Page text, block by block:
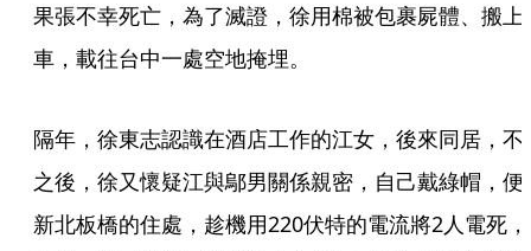
果張不幸死亡，為了滅證，徐用棉被包裹屍體、搬上
車，載往台中一處空地掩埋。
隔年，徐東志認識在酒店工作的江女，後來同居，不
之後，徐又懷疑江與鄔男關係親密，自己戴綠帽，便
新北板橋的住處，趁機用220伏特的電流將2人電死，